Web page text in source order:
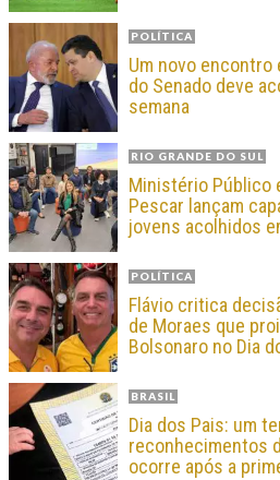
POLÍTICA
Um novo
do Senado deve
semana
RIO GRANDE DO SUL
Ministério Público
Pescar lançam
jovens acolhidos
POLÍTICA
Flávio critica
de Moraes que
Bolsonaro no Dia
BRASIL
Dia dos Pais: um
reconhecimentos
ocorre após a